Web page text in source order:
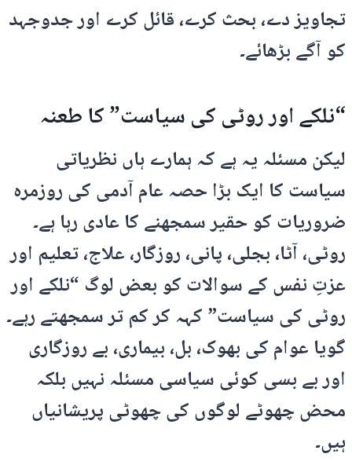
تجاویز دے، بحث کرے، قائل کرے اور جدوجہد
کو آگے بڑھائے۔
“نلکے اور روٹی کی سیاست” کا طعنہ
لیکن مسئلہ یہ ہے کہ ہمارے ہاں نظریاتی
سیاست کا ایک بڑا حصہ عام آدمی کی روزمرہ
ضروریات کو حقیر سمجھنے کا عادی رہا ہے۔
روٹی، آٹا، بجلی، پانی، روزگار، علاج، تعلیم اور
عزتِ نفس کے سوالات کو بعض لوگ “نلکے اور
روٹی کی سیاست” کہہ کر کم تر سمجھتے رہے۔
گویا عوام کی بھوک، بل، بیماری، بے روزگاری
اور بے بسی کوئی سیاسی مسئلہ نہیں بلکہ
محض چھوٹے لوگوں کی چھوٹی پریشانیاں
ہیں۔